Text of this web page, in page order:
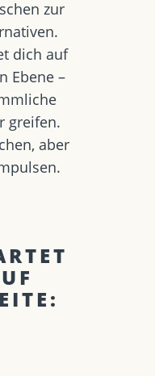
zur
dich auf
Ebene –
greifen.
aber